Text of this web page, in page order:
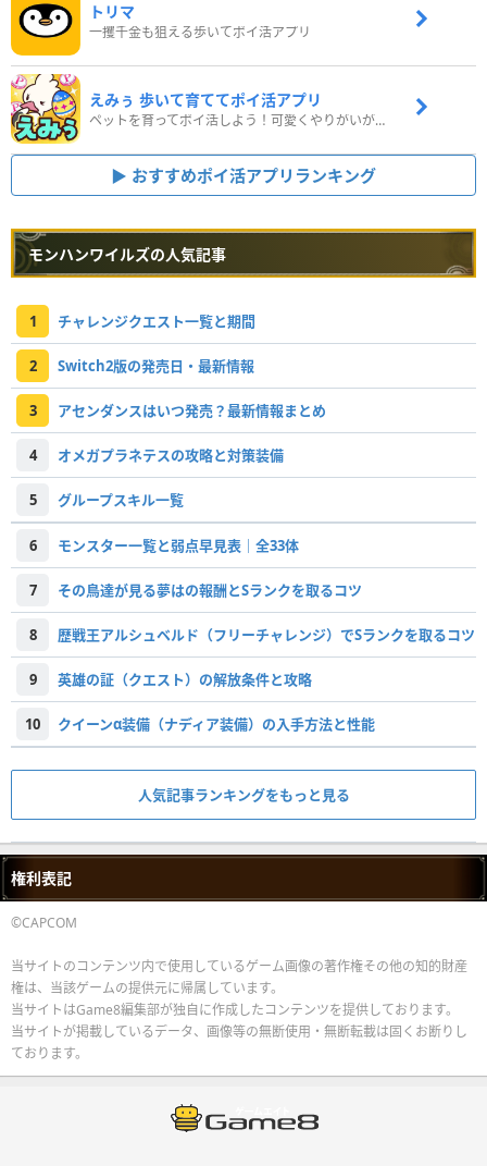
トリマ
一攫千金も狙える歩いてポイ活アプリ
えみぅ 歩いて育ててポイ活アプリ
ペットを育ってポイ活しよう！可愛くやりがいがある新感覚アプリ
おすすめポイ活アプリランキング
モンハンワイルズの人気記事
1 チャレンジクエスト一覧と期間
2 Switch2版の発売日・最新情報
3 アセンダンスはいつ発売？最新情報まとめ
4 オメガプラネテスの攻略と対策装備
5 グループスキル一覧
6 モンスター一覧と弱点早見表｜全33体
7 その鳥達が見る夢はの報酬とSランクを取るコツ
8 歴戦王アルシュベルド（フリーチャレンジ）でSランクを取るコツ
9 英雄の証（クエスト）の解放条件と攻略
10 クイーンα装備（ナディア装備）の入手方法と性能
人気記事ランキングをもっと見る
権利表記
©CAPCOM
当サイトのコンテンツ内で使用しているゲーム画像の著作権その他の知的財産
権は、当該ゲームの提供元に帰属しています。
当サイトはGame8編集部が独自に作成したコンテンツを提供しております。
当サイトが掲載しているデータ、画像等の無断使用・無断転載は固くお断りし
ております。